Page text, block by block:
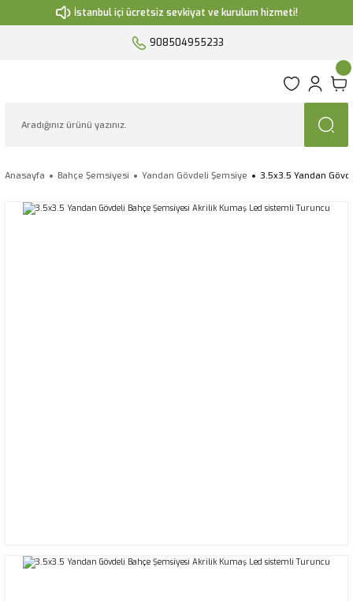
İstanbul içi ücretsiz sevkiyat ve kurulum hizmeti!
908504955233
Anasayfa Bahçe Şemsiyesi Yandan Gövdeli Şemsiye 3.5x3.5 Yandan